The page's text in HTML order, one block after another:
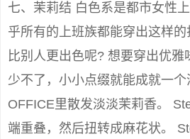
七、茉莉结 白色系是都市女性
乎所有的上班族都能穿出这样
比别人更出色呢? 想要穿出优
少不了，小小点缀就能成就一
OFFICE里散发淡淡茉莉香。
端重叠，然后扭转成麻花状。